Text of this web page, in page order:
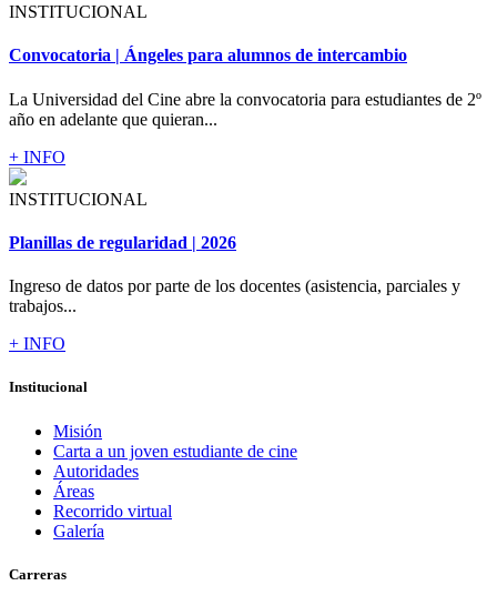
INSTITUCIONAL
Convocatoria | Ángeles para alumnos de intercambio
La Universidad del Cine abre la convocatoria para estudiantes de 2º
año en adelante que quieran...
+ INFO
INSTITUCIONAL
Planillas de regularidad | 2026
Ingreso de datos por parte de los docentes (asistencia, parciales y
trabajos...
+ INFO
Institucional
Misión
Carta a un joven estudiante de cine
Autoridades
Áreas
Recorrido virtual
Galería
Carreras